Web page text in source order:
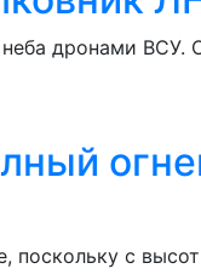
дронами
с высот